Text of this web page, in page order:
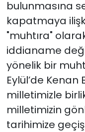
bulunmasına
kapatmaya
"muhtıra"
iddianame
yönelik bir
Eylül’de
milletimizle
milletimizin
tarihimize